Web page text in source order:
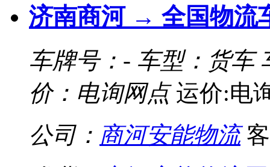
济南商河 → 全国物流
车牌号：- 车型：货车
价：电询网点运价:电
公司： 商河安能物流客